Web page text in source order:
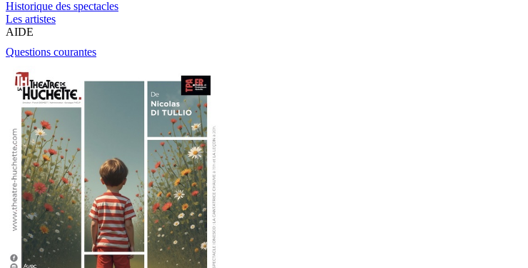
Historique des spectacles
Les artistes
AIDE
Questions courantes